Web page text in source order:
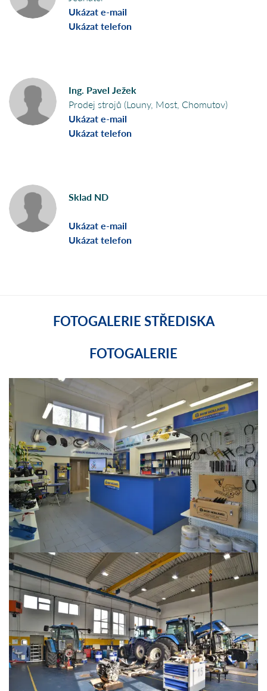
Ukázat e-mail
Ukázat telefon
Ing. Pavel Ježek
Prodej strojů (Louny, Most, Chomutov)
Ukázat e-mail
Ukázat telefon
Sklad ND
Ukázat e-mail
Ukázat telefon
FOTOGALERIE STŘEDISKA
FOTOGALERIE